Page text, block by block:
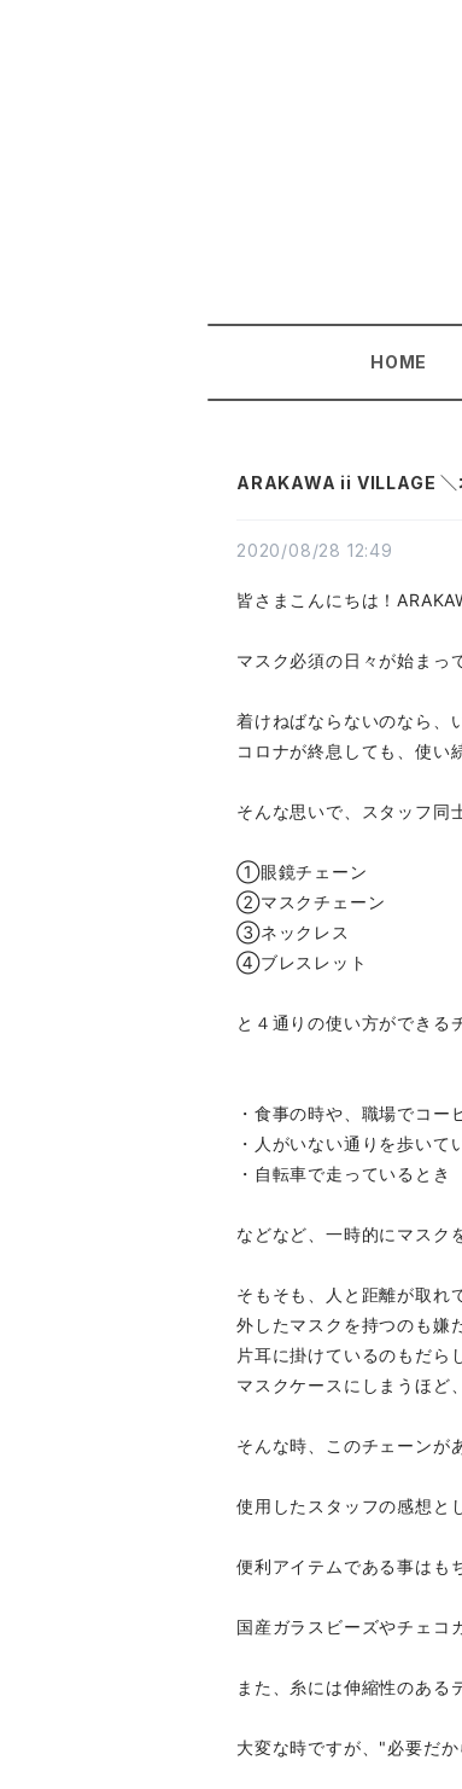
HOME
ARAKAWA ii VILLAGE ＼
2020/08/28 12:49
皆さまこんにちは！
マスク必須の日々が始まっ
着けねばならないのなら、
コロナが終息しても、使い
そんな思いで、スタッフ同
①眼鏡チェーン
②マスクチェーン
③ネックレス
④ブレスレット
と４通りの使い方ができる
・食事の時や、職場でコー
・人がいない通りを歩いて
・自転車で走っているとき
などなど、一時的にマスク
そもそも、人と距離が取れ
外したマスクを持つのも嫌
片耳に掛けているのもだら
マスクケースにしまうほど
そんな時、このチェーンが
使用したスタッフの感想と
便利アイテムである事はも
国産ガラスビーズやチェコ
また、糸には伸縮性のある
大変な時ですが、"必要だ